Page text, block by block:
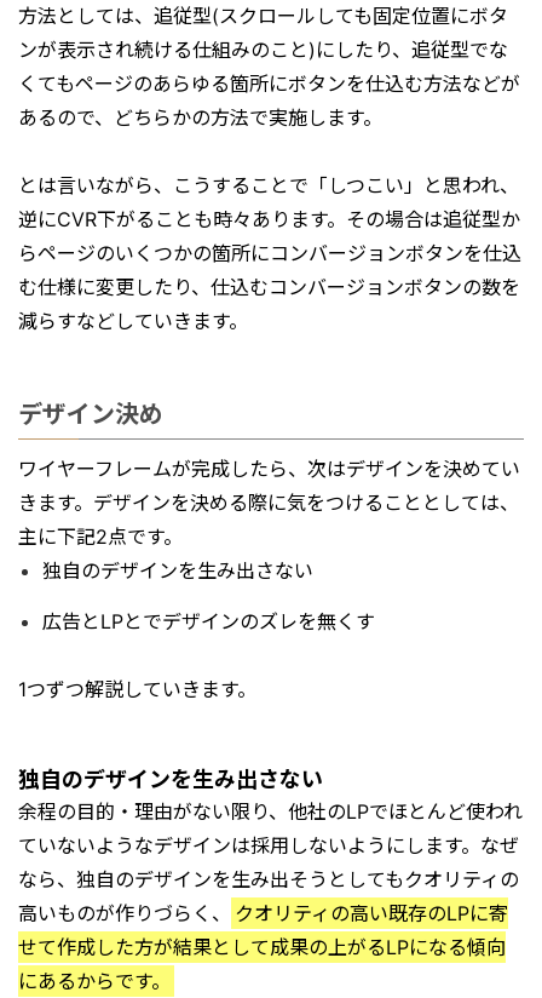
方法としては、追従型(スクロールしても固定位置にボタ
ンが表示され続ける仕組みのこと)にしたり、追従型でな
くてもページのあらゆる箇所にボタンを仕込む方法などが
あるので、どちらかの方法で実施します。
とは言いながら、こうすることで「しつこい」と思われ、
逆にCVR下がることも時々あります。その場合は追従型か
らページのいくつかの箇所にコンバージョンボタンを仕込
む仕様に変更したり、仕込むコンバージョンボタンの数を
減らすなどしていきます。
デザイン決め
ワイヤーフレームが完成したら、次はデザインを決めてい
きます。デザインを決める際に気をつけることとしては、
主に下記2点です。
独自のデザインを生み出さない
広告とLPとでデザインのズレを無くす
1つずつ解説していきます。
独自のデザインを生み出さない
余程の目的・理由がない限り、他社のLPでほとんど使われ
ていないようなデザインは採用しないようにします。なぜ
なら、独自のデザインを生み出そうとしてもクオリティの
高いものが作りづらく、
クオリティの高い既存のLPに寄
せて作成した方が結果として成果の上がるLPになる傾向
にあるからです。